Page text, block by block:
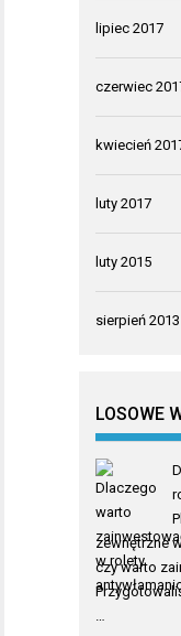
lipiec 2017
czerwiec
kwiecień
luty 2017
luty 2015
sierpień 2013
LOSOWE
zewnętrzne
czy warto
…